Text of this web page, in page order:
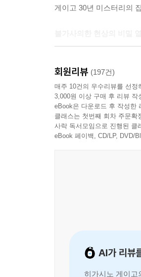
“세 개 남아요.”
르륵 늘어선 핀에 명중했
아오에는 조금 전 그녀의
러뜨리지 못한 핀의 수를
“의미가 없어요.” 마도카
--- p. 314
이 물음에 우하라는 한동
“언젠가 마도카가 이런
게이고 30년 미스터리의
우하라 박사는 한 소년
마도카를 지켜달라는 의
신기한 현상들을 접하면
그 무렵, D 현의 온천지
검증을 맡은 지구화학 전
다른 온천지에서도 유사
과학과 미스터리의 절묘
“날씨를 정확히 예측하
회원리뷰 (197건)
매주 10건의 우수리뷰를 선
3,000원 이상 구매 후 리뷰 작
eBook은 다운로드 후 작성한
클래스는 첫번째 회차 주문
사락 독서모임으로 진행된 클
eBook 페이백, CD/LP, DVD/
AI가 리뷰
히가시노 게이고